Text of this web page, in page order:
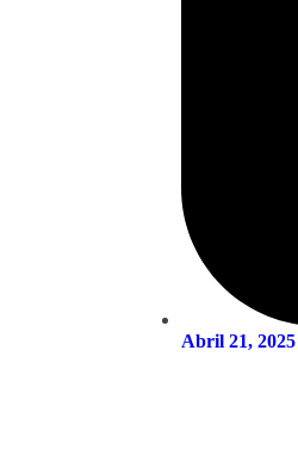
Abril 21, 2025